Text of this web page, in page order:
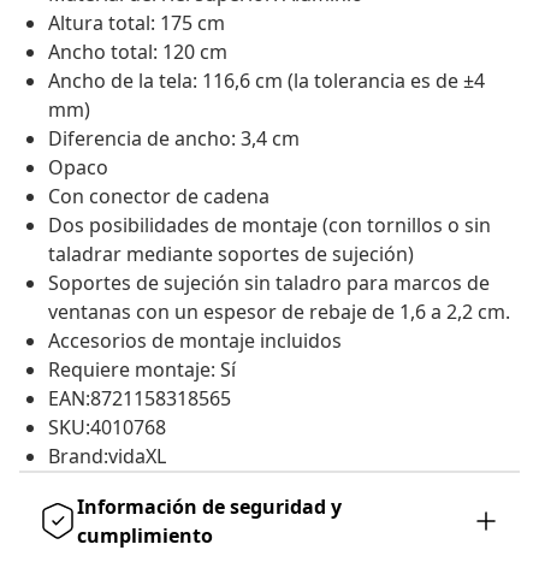
Altura total: 175 cm
Ancho total: 120 cm
Ancho de la tela: 116,6 cm (la tolerancia es de ±4
mm)
Diferencia de ancho: 3,4 cm
Opaco
Con conector de cadena
Dos posibilidades de montaje (con tornillos o sin
taladrar mediante soportes de sujeción)
Soportes de sujeción sin taladro para marcos de
ventanas con un espesor de rebaje de 1,6 a 2,2 cm.
Accesorios de montaje incluidos
Requiere montaje: Sí
EAN:8721158318565
SKU:4010768
Brand:vidaXL
Información de seguridad y
cumplimiento